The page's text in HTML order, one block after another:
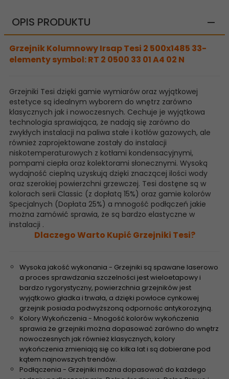
OPIS PRODUKTU
Grzejnik Kolumnowy Irsap Tesi 2 500x1485 33-
elementy symbol: RT 2 0500 33 01 A4 02 N
Grzejniki Tesi dzięki gamie wymiarów oraz wyjątkowej
estetyce są idealnym wyborem do wnętrz zarówno
klasycznych jak i nowoczesnych. Cechuje je wyjątkowa
technologia sprawiająca, że nadają się zarówno do
zwykłych instalacji na paliwa stałe i kotłów gazowych, ale
również zaprojektowane zostały do instalacji
niskotemperaturowych z kotłami kondensacyjnymi,
pompami ciepła oraz kolektorami słonecznymi. Wysoką
wydajność cieplną uzyskują dzięki znaczącej ilości wody
oraz szerokiej powierzchni grzewczej. Tesi dostęne są w
kolorach serii Classic (z dopłatą 15%) oraz gamie kolorów
Specjalnych (Dopłata 25%) a mnogość podłączeń jakie
można zamówić sprawia, że są bardzo elastyczne w
instalacji .
Dlaczego Warto Kupić Grzejniki Tesi?
Wysoka jakość wykonania - Grzejniki są spawane laserowo
a proces sprawdzania szczelności jest wieloetapowy i
bardzo rygorystyczny, powierzchnia grzejników jest
wyjątkowo gładka i trwała, a dzięki powłoce cynkowej
grzejnik posiada podwyższoną odpornośc antykorozyjną.
Kolory Wykończenia - Mnogość kolorów wykończenia
sprawia że grzejniki można dopasować zarówno do wnętrz
nowoczesnych jak również klasycznych, kolory
wykończenia zmieniają się co kilka lat i są dobierane pod
kątem najnowszych trendów.
Podłączenia - Grzejniki można dopasować do każdego